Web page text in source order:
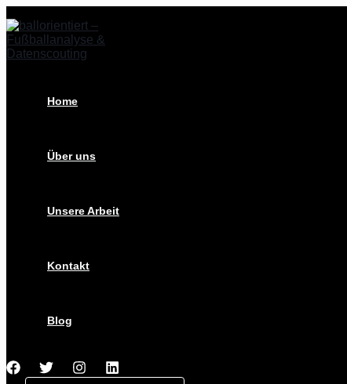
Zum
Inhalt
springen
Home
Über uns
Unsere Arbeit
Kontakt
Blog
Post
navigation